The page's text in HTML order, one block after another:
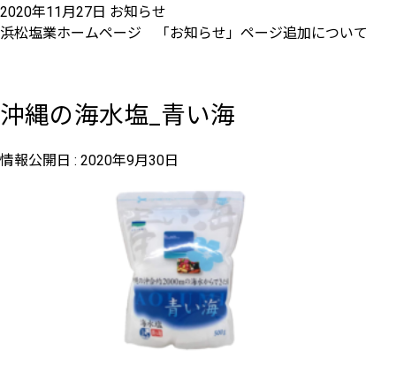
2020年11月27日 お知らせ
浜松塩業ホームページ 「お知らせ」ページ追加について
沖縄の海水塩_青い海
情報公開日 : 2020年9月30日